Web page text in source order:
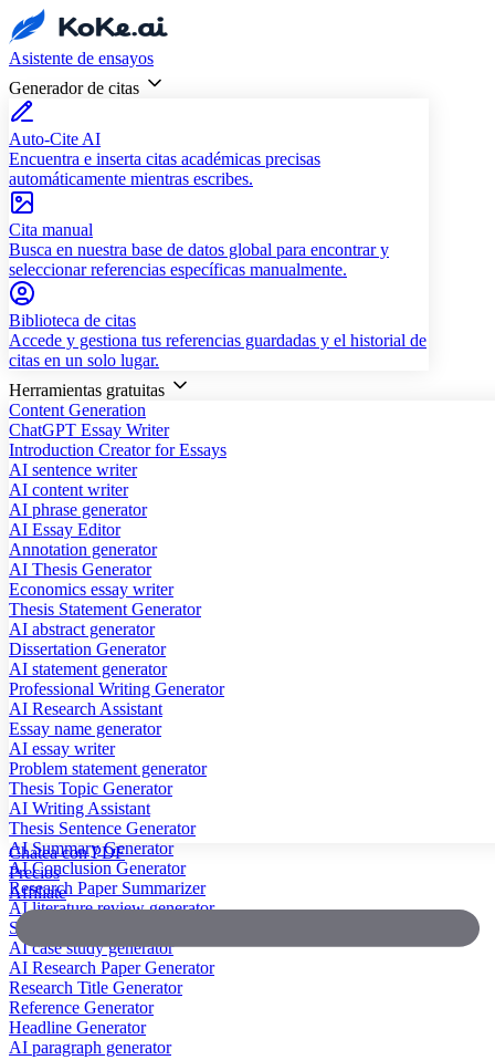
Asistente de ensayos
Generador de citas
Auto-Cite AI
Encuentra e inserta citas académicas precisas
automáticamente mientras escribes.
Cita manual
Busca en nuestra base de datos global para encontrar y
seleccionar referencias específicas manualmente.
Biblioteca de citas
Accede y gestiona tus referencias guardadas y el historial de
citas en un solo lugar.
Herramientas gratuitas
Content Generation
ChatGPT Essay Writer
Introduction Creator for Essays
AI sentence writer
AI content writer
AI phrase generator
AI Essay Editor
Annotation generator
AI Thesis Generator
Economics essay writer
Thesis Statement Generator
AI abstract generator
Dissertation Generator
AI statement generator
Professional Writing Generator
AI Research Assistant
Essay name generator
AI essay writer
Problem statement generator
Thesis Topic Generator
AI Writing Assistant
Thesis Sentence Generator
AI Summary Generator
AI Conclusion Generator
Research Paper Summarizer
AI literature review generator
Scientific Paper Summarizer
AI case study generator
AI Research Paper Generator
Research Title Generator
Reference Generator
Headline Generator
AI paragraph generator
Chatea con PDF
Precios
Affiliate